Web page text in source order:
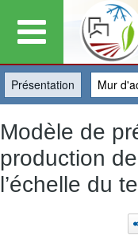
Aller
au
Présentation (onglet actif)
Mur
Modèle de
production
l’échelle du